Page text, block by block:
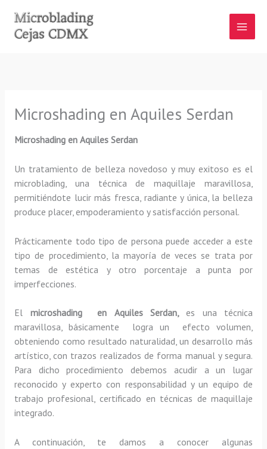
contenido
Microshading en Aquiles Serdan
Microshading en Aquiles Serdan
Un tratamiento de belleza novedoso y muy exitoso es el
microblading, una técnica de maquillaje maravillosa,
permitiéndote lucir más fresca, radiante y única, la belleza
produce placer, empoderamiento y satisfacción personal.
Prácticamente todo tipo de persona puede acceder a este
tipo de procedimiento, la mayoría de veces se trata por
temas de estética y otro porcentaje a punta por
imperfecciones.
El microshading en Aquiles Serdan, es una técnica
maravillosa, básicamente
logra un efecto volumen,
obteniendo como resultado naturalidad, un desarrollo más
artístico, con trazos realizados de forma manual y segura.
Para dicho procedimiento debemos acudir a un lugar
reconocido y experto con responsabilidad y un equipo de
trabajo profesional, certificado en técnicas de maquillaje
integrado.
A continuación, te damos a conocer algunas